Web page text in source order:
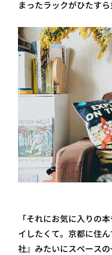
まったラックがひたすら
「それにお気に入りの
イしたくて。京都に住
社』みたいにスペース